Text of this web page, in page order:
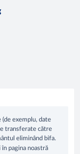
(de exemplu, date
transferate către
eliminând bifa.
pagina noastră